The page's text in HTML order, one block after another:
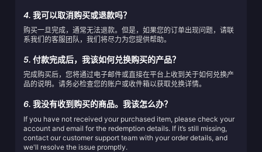
4. 我可以取消购买或退款吗？
购买一旦完成，通常无法退款。但是，如果您的订单出现问题，请联
系我们的客服团队，我们将尽力为您提供帮助。
5. 付款完成后，我该如何兑换购买的产品？
完成购买后，您将通过电子邮件或直接在平台上收到关于如何兑换产
品的说明。请务必检查您的账户或收件箱以获取兑换详情。
6. 我没有收到购买的商品。我该怎么办？
If you have not received your purchased item, please check your
account and email for the redemption details. If it’s still missing,
contact our customer support team with your order details, and
we'll resolve the issue promptly.